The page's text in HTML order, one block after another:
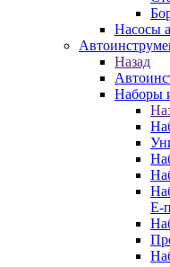
Насосы
Назад
Наборы
E-